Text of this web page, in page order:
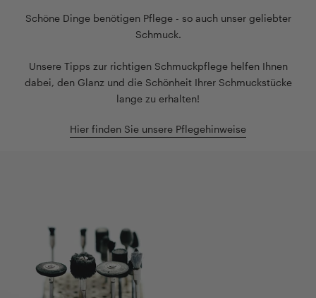
Schöne Dinge benötigen Pflege - so auch unser geliebter
Schmuck.
Unsere Tipps zur richtigen Schmuckpflege helfen Ihnen
dabei, den Glanz und die Schönheit Ihrer Schmuckstücke
lange zu erhalten!
Hier finden Sie unsere Pflegehinweise